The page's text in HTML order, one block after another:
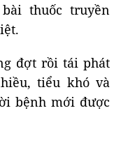
thuốc truyền
đợt rồi tái phát
tiểu khó và
bệnh mới được